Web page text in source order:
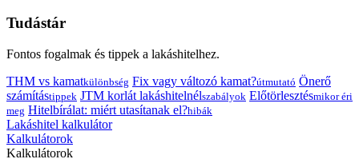
Tudástár
Fontos fogalmak és tippek a lakáshitelhez.
THM vs kamatkülönbség Fix vagy változó kamat?útmutató Önerő
számítástippek JTM korlát lakáshitelnélszabályok Előtörlesztésmikor éri
meg Hitelbírálat: miért utasítanak el?hibák
Lakáshitel kalkulátor
Kalkulátorok
Kalkulátorok